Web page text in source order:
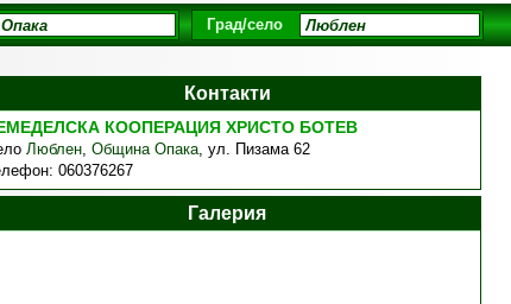
Град/село
Контакти
КООПЕРАЦИЯ ХРИСТО БОТЕВ
Люблен, Община Опака, ул. Пизама 62
060376267
Галерия